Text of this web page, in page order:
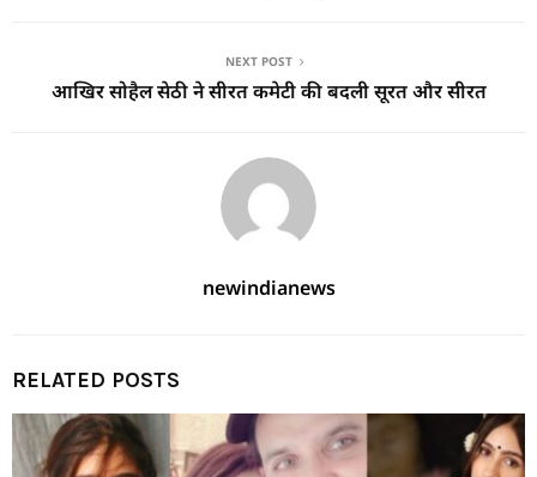
NEXT POST
आखिर सोहैल सेठी ने सीरत कमेटी की बदली सूरत और सीरत
newindianews
RELATED POSTS